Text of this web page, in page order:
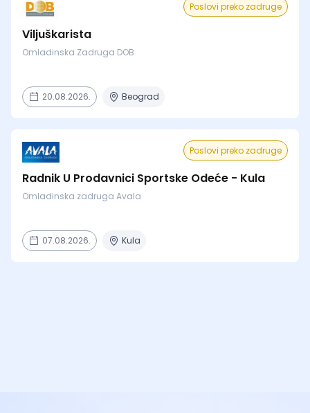
Poslovi preko zadruge
Viljuškarista
Omladinska Zadruga DOB
20.08.2026. Beograd
Poslovi preko zadruge
Radnik U Prodavnici Sportske Odeće - Kula
Omladinska zadruga Avala
07.08.2026. Kula